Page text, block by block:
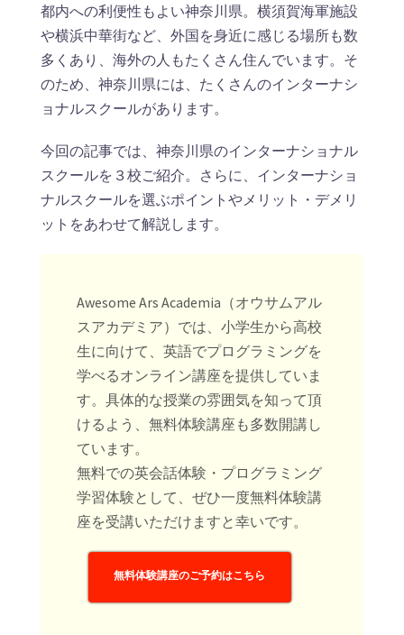
都内への利便性もよい神奈川県。横須賀海軍施設
や横浜中華街など、外国を身近に感じる場所も数
多くあり、海外の人もたくさん住んでいます。そ
のため、神奈川県には、たくさんのインターナシ
ョナルスクールがあります。
今回の記事では、神奈川県のインターナショナル
スクールを３校ご紹介。さらに、インターナショ
ナルスクールを選ぶポイントやメリット・デメリ
ットをあわせて解説します。
Awesome Ars Academia（オウサムアル
スアカデミア）では、小学生から高校
生に向けて、英語でプログラミングを
学べるオンライン講座を提供していま
す。具体的な授業の雰囲気を知って頂
けるよう、無料体験講座も多数開講し
ています。
無料での英会話体験・プログラミング
学習体験として、ぜひ一度無料体験講
座を受講いただけますと幸いです。
無料体験講座のご予約はこちら